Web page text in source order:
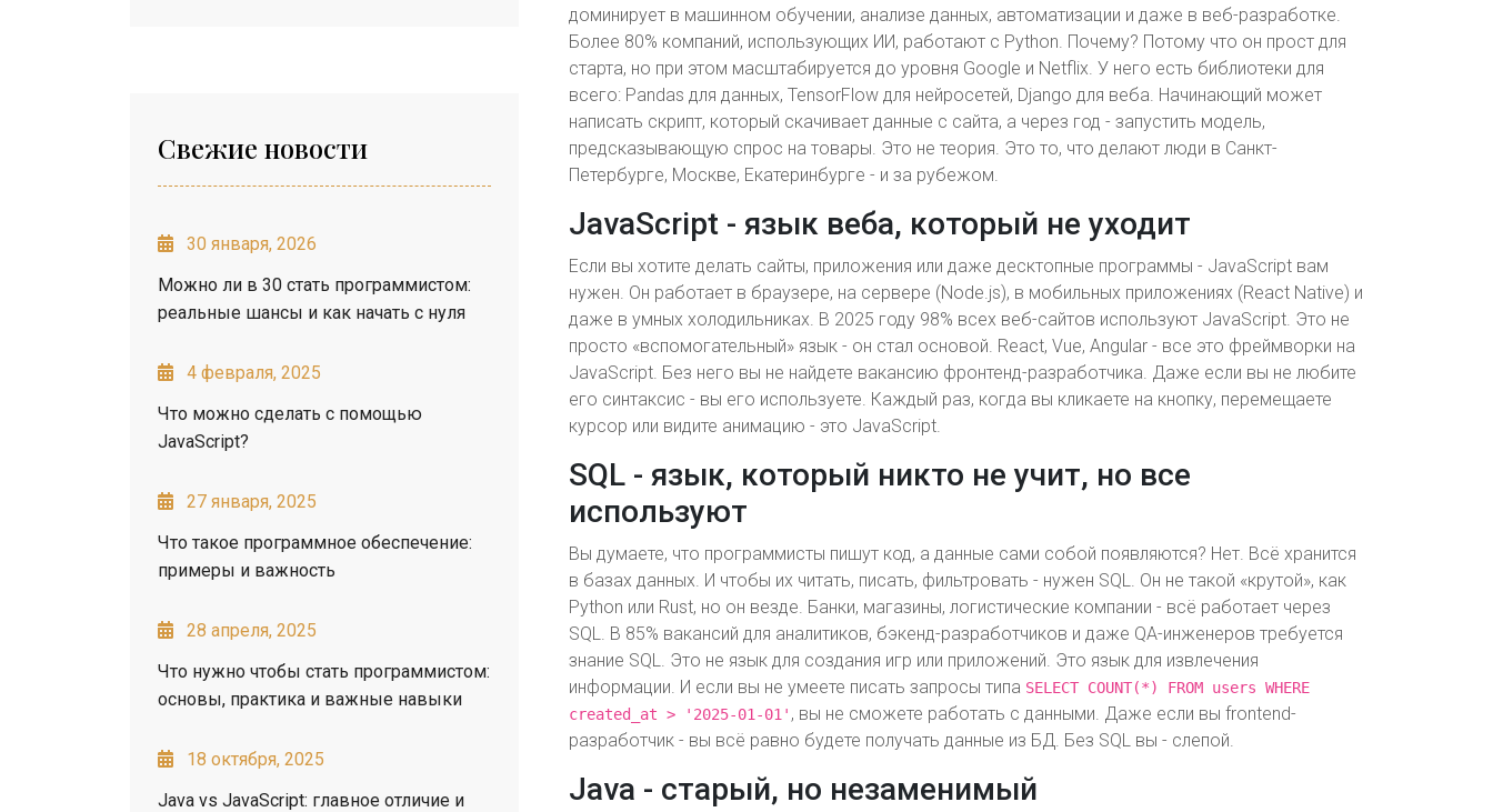
Свежие новости
30 января, 2026
Можно ли в 30 стать программистом:
реальные шансы и как начать с нуля
4 февраля, 2025
Что можно сделать с помощью
JavaScript?
27 января, 2025
Что такое программное обеспечение:
примеры и важность
28 апреля, 2025
Что нужно чтобы стать программистом:
основы, практика и важные навыки
18 октября, 2025
Java vs JavaScript: главное отличие и
доминирует в машинном обучении, анализе данных, автоматизации и даже в веб-разработке.
Более 80% компаний, использующих ИИ, работают с Python. Почему? Потому что он прост для
старта, но при этом масштабируется до уровня Google и Netflix. У него есть библиотеки для
всего: Pandas для данных, TensorFlow для нейросетей, Django для веба. Начинающий может
написать скрипт, который скачивает данные с сайта, а через год - запустить модель,
предсказывающую спрос на товары. Это не теория. Это то, что делают люди в Санкт-
Петербурге, Москве, Екатеринбурге - и за рубежом.
JavaScript - язык веба, который не уходит
Если вы хотите делать сайты, приложения или даже десктопные программы - JavaScript вам
нужен. Он работает в браузере, на сервере (Node.js), в мобильных приложениях (React Native) и
даже в умных холодильниках. В 2025 году 98% всех веб-сайтов используют JavaScript. Это не
просто «вспомогательный» язык - он стал основой. React, Vue, Angular - все это фреймворки на
JavaScript. Без него вы не найдете вакансию фронтенд-разработчика. Даже если вы не любите
его синтаксис - вы его используете. Каждый раз, когда вы кликаете на кнопку, перемещаете
курсор или видите анимацию - это JavaScript.
SQL - язык, который никто не учит, но все
используют
Вы думаете, что программисты пишут код, а данные сами собой появляются? Нет. Всё хранится
в базах данных. И чтобы их читать, писать, фильтровать - нужен SQL. Он не такой «крутой», как
Python или Rust, но он везде. Банки, магазины, логистические компании - всё работает через
SQL. В 85% вакансий для аналитиков, бэкенд-разработчиков и даже QA-инженеров требуется
знание SQL. Это не язык для создания игр или приложений. Это язык для извлечения
информации. И если вы не умеете писать запросы типа SELECT COUNT(*) FROM users WHERE
created_at > '2025-01-01' , вы не сможете работать с данными. Даже если вы frontend-
разработчик - вы всё равно будете получать данные из БД. Без SQL вы - слепой.
Java - старый, но незаменимый